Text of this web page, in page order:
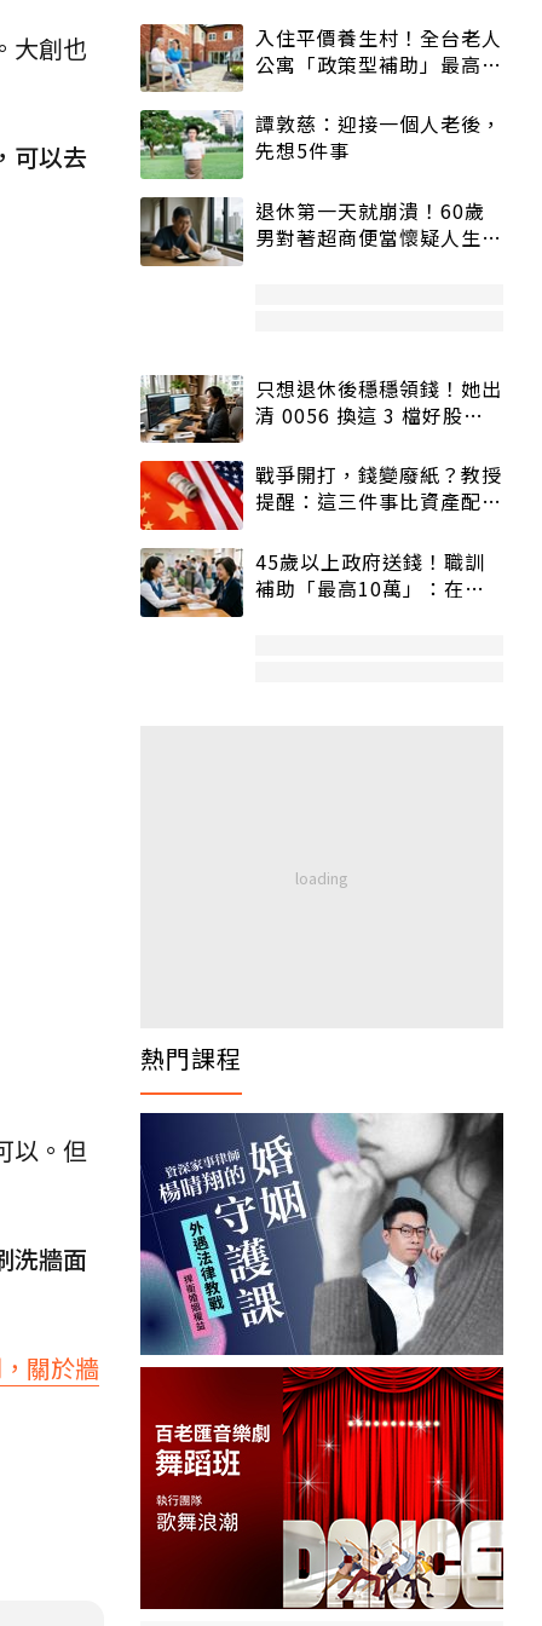
大創也
可以去
以。但
洗牆面
關於牆
入住平價養生村！全台老人
公寓「政策型補助」最高打
譚敦慈：迎接一個人老後，
先想5件事
退休第一天就崩潰！60歲
男對著超商便當懷疑人生
只想退休後穩穩領錢！她出
清 0056 換這 3 檔好股：
戰爭開打，錢變廢紙？教授
提醒：這三件事比資產配置
45歲以上政府送錢！職訓
補助「最高10萬」：在
熱門課程